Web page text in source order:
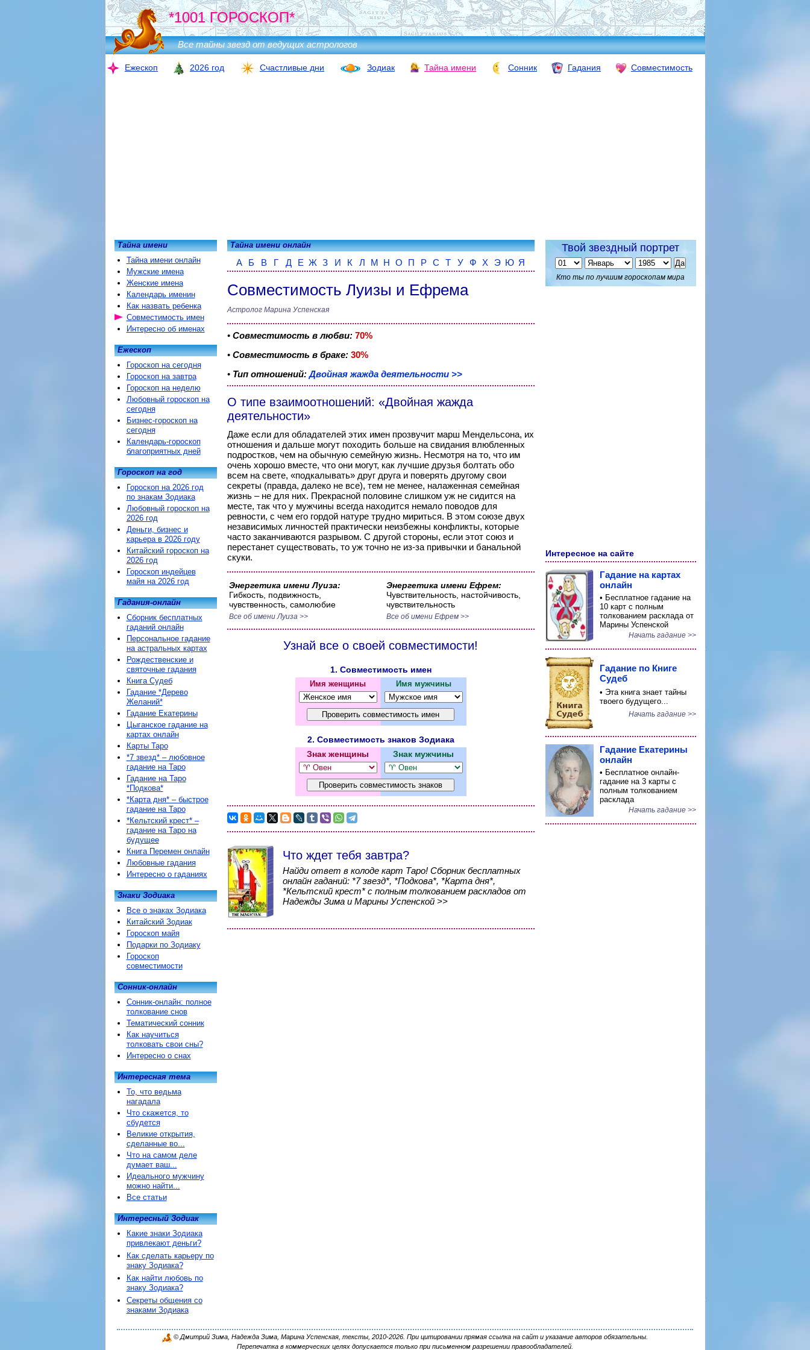
*1001 ГОРОСКОП*
Все тайны звезд от ведущих астрологов
Ежескоп 2026 год Счастливые дни Зодиак Тайна имени Сонник Гадания Совместимость
Тайна имени онлайн
А Б В Г Д Е Ж З И К Л М Н О П Р С Т У Ф Х Э Ю Я
Совместимость Луизы и Ефрема
Астролог Марина Успенская
• Совместимость в любви: 70%
• Совместимость в браке: 30%
• Тип отношений:Двойная жажда деятельности >>
О типе взаимоотношений: «Двойная жажда
деятельности»
Даже если для обладателей этих имен прозвучит марш Мендельсона, их
отношения и дальше могут походить больше на свидания влюбленных
подростков, чем на обычную семейную жизнь. Несмотря на то, что им
очень хорошо вместе, что они могут, как лучшие друзья болтать обо
всем на свете, «подкалывать» друг друга и поверять другому свои
секреты (правда, далеко не все), тем не менее, налаженная семейная
жизнь – не для них. Прекрасной половине слишком уж не сидится на
месте, так что у мужчины всегда находится немало поводов для
ревности, с чем его гордой натуре трудно мириться. В этом союзе двух
независимых личностей практически неизбежны конфликты, которые
часто заканчиваются разрывом. С другой стороны, если этот союз и
перестанет существовать, то уж точно не из-за привычки и банальной
скуки.
Энергетика имени Луиза:
Гибкость, подвижность,
чувственность, самолюбие
Все об имени Луиза >>
Энергетика имени Ефрем:
Чувствительность, настойчивость,
чувствительность
Все об имени Ефрем >>
Узнай все о своей совместимости!
1. Совместимость имен
Имя женщины Имя мужчины
2. Совместимость знаков Зодиака
Знак женщины
Знак мужчины
Что ждет тебя завтра?
Найди ответ в колоде карт Таро! Сборник бесплатных
онлайн гаданий: *7 звезд*, *Подкова*, *Карта дня*,
*Кельтский крест* с полным толкованием раскладов от
Надежды Зима и Марины Успенской >>
Тайна имени
Тайна имени онлайн
Мужские имена
Женские имена
Календарь именин
Как назвать ребенка
Совместимость имен
Интересно об именах
Ежескоп
Гороскоп на сегодня
Гороскоп на завтра
Гороскоп на неделю
Любовный гороскоп на
сегодня
Бизнес-гороскоп на
сегодня
Календарь-гороскоп
благоприятных дней
Гороскоп на год
Гороскоп на 2026 год
по знакам Зодиака
Любовный гороскоп на
2026 год
Деньги, бизнес и
карьера в 2026 году
Китайский гороскоп на
2026 год
Гороскоп индейцев
майя на 2026 год
Гадания-онлайн
Сборник бесплатных
гаданий онлайн
Персональное гадание
на астральных картах
Рождественские и
святочные гадания
Книга Судеб
Гадание *Дерево
Желаний*
Гадание Екатерины
Цыганское гадание на
картах онлайн
Карты Таро
*7 звезд* – любовное
гадание на Таро
Гадание на Таро
*Подкова*
*Карта дня* – быстрое
гадание на Таро
*Кельтский крест* –
гадание на Таро на
будущее
Книга Перемен онлайн
Любовные гадания
Интересно о гаданиях
Знаки Зодиака
Все о знаках Зодиака
Китайский Зодиак
Гороскоп майя
Подарки по Зодиаку
Гороскоп
совместимости
Сонник-онлайн
Сонник-онлайн: полное
толкование снов
Тематический сонник
Как научиться
толковать свои сны?
Интересно о снах
Интересная тема
То, что ведьма
нагадала
Что скажется, то
сбудется
Великие открытия,
сделанные во...
Что на самом деле
думает ваш...
Идеального мужчину
можно найти...
Все статьи
Интересный Зодиак
Какие знаки Зодиака
привлекают деньги?
Как сделать карьеру по
знаку Зодиака?
Как найти любовь по
знаку Зодиака?
Секреты общения со
знаками Зодиака
Твой звездный портрет
Кто ты по лучшим гороскопам мира
Интересное на сайте
Гадание на картах
онлайн
• Бесплатное гадание на
10 карт с полным
толкованием расклада от
Марины Успенской
Начать гадание >>
Гадание по Книге
Судеб
• Эта книга знает тайны
твоего будущего...
Начать гадание >>
Гадание Екатерины
онлайн
• Бесплатное онлайн-
гадание на 3 карты с
полным толкованием
расклада
Начать гадание >>
© Дмитрий Зима, Надежда Зима, Марина Успенская, тексты, 2010-2026. При цитировании прямая ссылка на сайт и указание авторов обязательны.
Перепечатка в коммерческих целях допускается только при письменном разрешении правообладателей.